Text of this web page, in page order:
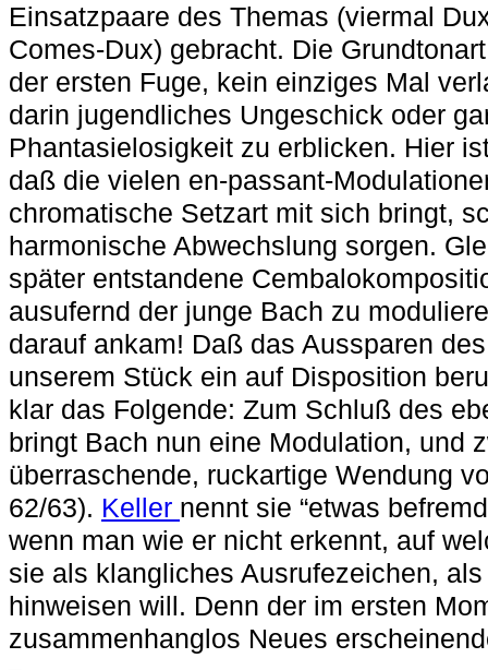
Einsatzpaare des Themas (viermal
Comes-Dux) gebracht. Die
der ersten Fuge, kein einziges Mal
darin jugendliches Ungeschick oder
Phantasielosigkeit zu erblicken. Hier
daß die vielen en-passant-
chromatische Setzart mit sich bringt,
harmonische Abwechslung sorgen.
später entstandene
ausufernd der junge Bach zu
darauf ankam! Daß das Aussparen
unserem Stück ein auf Disposition
klar das Folgende: Zum Schluß des
bringt Bach nun eine Modulation, und
überraschende, ruckartige Wendung
62/63). Keller nennt sie “etwas
wenn man wie er nicht erkennt, auf
sie als klangliches Ausrufezeichen,
hinweisen will. Denn der im ersten
zusammenhanglos Neues